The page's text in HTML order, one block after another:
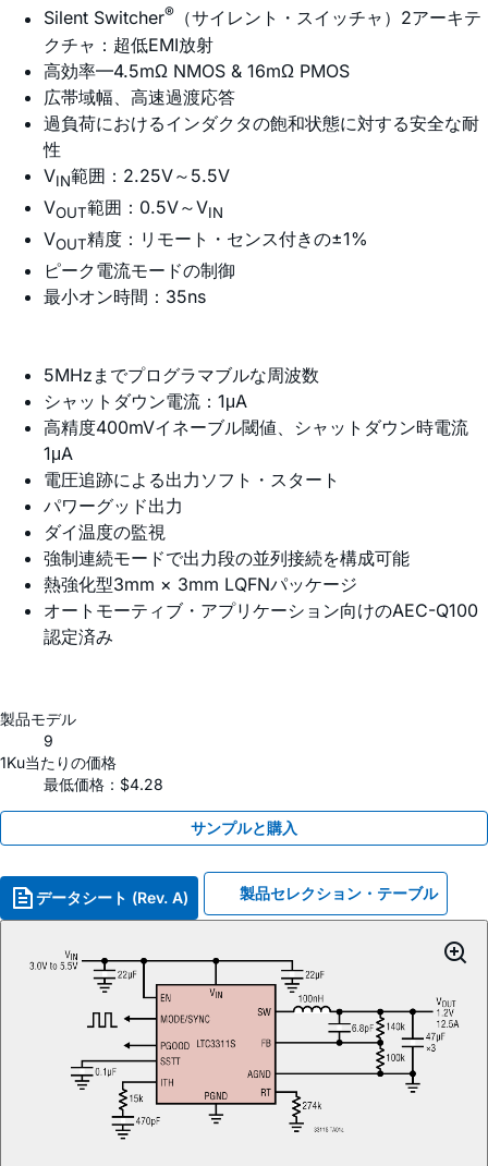
Silent Switcher®
（サイレント・スイッチャ）2アーキテ
クチャ：超低EMI放射
高効率—4.5mΩ NMOS & 16mΩ PMOS
広帯域幅、高速過渡応答
過負荷におけるインダクタの飽和状態に対する安全な耐
性
VIN範囲：2.25V～5.5V
VOUT範囲：0.5V～VIN
VOUT精度：リモート・センス付きの±1%
ピーク電流モードの制御
最小オン時間：35ns
5MHzまでプログラマブルな周波数
シャットダウン電流：1μA
高精度400mVイネーブル閾値、シャットダウン時電流
1μA
電圧追跡による出力ソフト・スタート
パワーグッド出力
ダイ温度の監視
強制連続モードで出力段の並列接続を構成可能
熱強化型3mm × 3mm LQFNパッケージ
オートモーティブ・アプリケーション向けのAEC-Q100
認定済み
製品モデル
9
1Ku当たりの価格
最低価格：$4.28
サンプルと購入
データシート (Rev. A) 製品セレクション・テーブル